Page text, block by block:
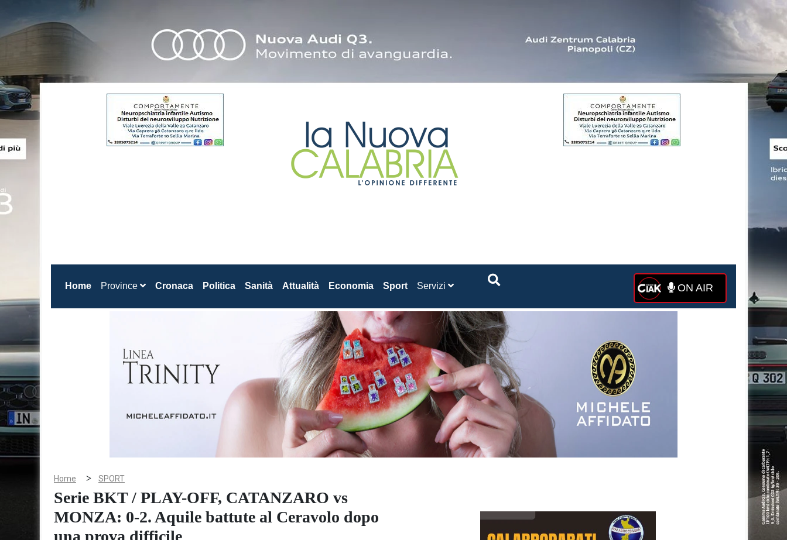
Home(current)
Province Cronaca Politica Sanità Attualità Economia Sport Servizi ON AIR
Home > SPORT
Serie BKT / PLAY-OFF, CATANZARO vs
MONZA: 0-2. Aquile battute al Ceravolo dopo
una prova difficile